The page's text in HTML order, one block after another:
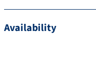
Availability